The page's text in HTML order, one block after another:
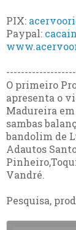
PIX:
Paypal:
O primeiro
apresenta o
Madureira
sambas
bandolim de
Adautos
Vandré.
Pesquisa,